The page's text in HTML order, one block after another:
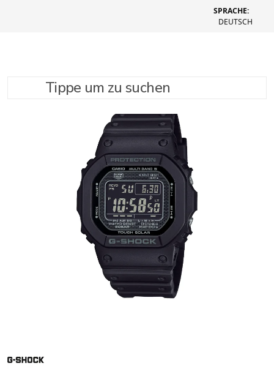
SPRACHE:
DEUTSCH
Tippe um zu suchen